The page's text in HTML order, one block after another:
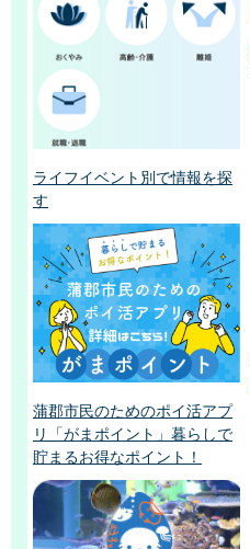
ライフイベント別で情報を探
す
蒲郡市民のためのポイ活アプ
リ「がまポイント」暮らしで
貯まるお得なポイント！